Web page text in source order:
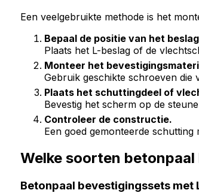
Een veelgebruikte methode is het
Bepaal de positie van het
Plaats het L-beslag of de
Monteer het
Gebruik geschikte schroeven die
Plaats het schuttingdeel of
Bevestig het scherm op de
Controleer de constructie.
Een goed gemonteerde
Welke soorten
Betonpaal bevestigingssets met